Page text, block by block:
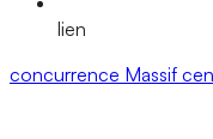
lien
concurrence Massif